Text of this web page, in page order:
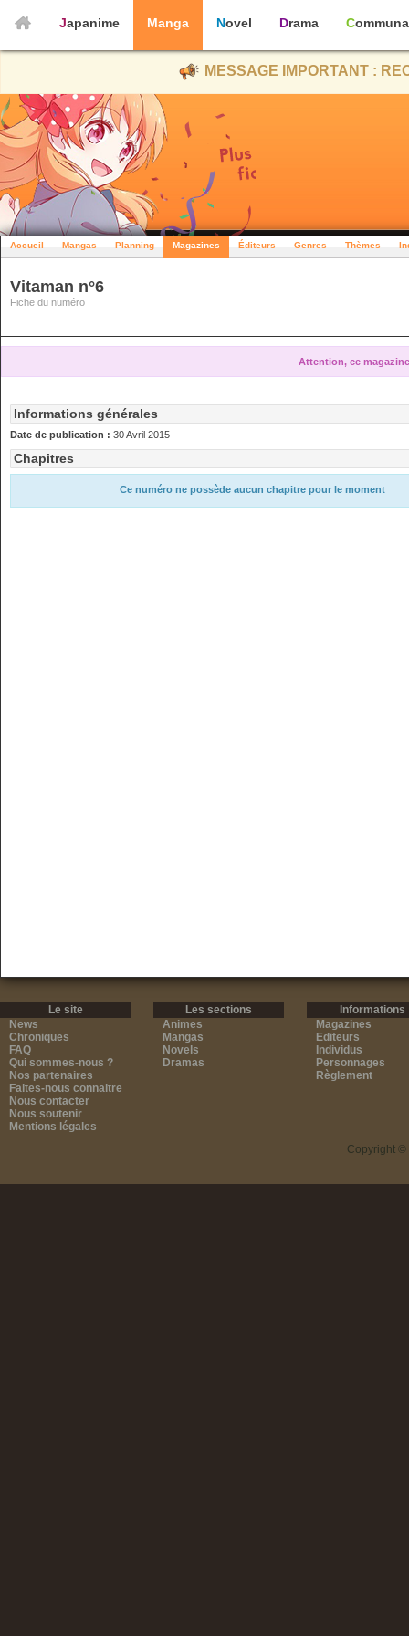
Japanime Manga Novel Drama
MESSAGE IMPORTANT :
Accueil Mangas Planning Magazines Éditeurs Genres Thèmes
Vitaman n°6
Fiche du numéro
Attention, ce
Informations générales
Date de publication : 30 Avril 2015
Chapitres
Ce numéro ne possède aucun chapitre pour le moment
Le site
News
Chroniques
FAQ
Qui sommes-nous ?
Nos partenaires
Faites-nous connaitre
Nous contacter
Nous soutenir
Mentions légales
Les sections
Animes
Mangas
Novels
Dramas
Informations
Magazines
Editeurs
Individus
Personnages
Règlement
Copyright ©